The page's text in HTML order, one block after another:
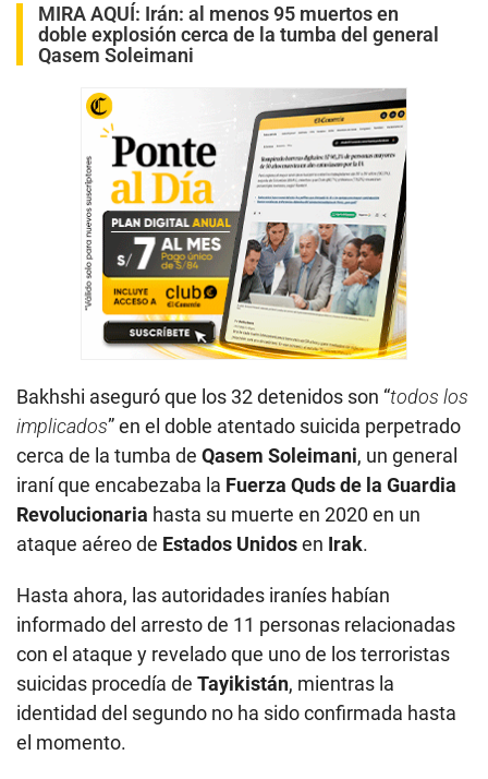
MIRA AQUÍ: Irán: al menos 95 muertos en
doble explosión cerca de la tumba del general
Qasem Soleimani
Bakhshi aseguró que los 32 detenidos son “todos los
implicados” en el doble atentado suicida perpetrado
cerca de la tumba de Qasem Soleimani, un general
iraní que encabezaba la Fuerza Quds de la Guardia
Revolucionaria hasta su muerte en 2020 en un
ataque aéreo de Estados Unidosen Irak.
Hasta ahora, las autoridades iraníes habían
informado del arresto de 11 personas relacionadas
con el ataque y revelado que uno de los terroristas
suicidas procedía de Tayikistán, mientras la
identidad del segundo no ha sido confirmada hasta
el momento.